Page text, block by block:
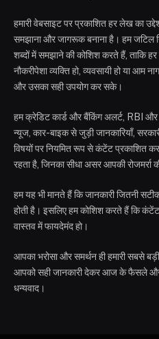
हमारी वेबसाइट पर प्रकाशित हर लेख का
समझाना और जागरूक बनाना है। हम जटिल
शब्दों में समझाने की कोशिश करते हैं, ताकि
नौकरीपेशा व्यक्ति हो, व्यवसायी हो या
और उसका सही उपयोग कर सके।
हम क्रेडिट कार्ड और बैंकिंग अलर्ट, RBI
न्यूज, कार-बाइक से जुड़ी जानकारियाँ,
विषयों पर नियमित रूप से कंटेंट प्रकाशित
रहता है, जिनका सीधा असर आपकी रोजमर्रा
हम यह भी मानते हैं कि जानकारी जितनी
होती है। इसलिए हम कोशिश करते हैं कि
वास्तव में फायदेमंद हो।
आपका भरोसा और समर्थन ही हमारी सबसे
आपको सही जानकारी देकर आज के फैसले और
धन्यवाद।